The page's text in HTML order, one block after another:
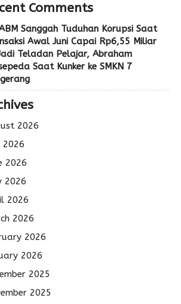
Comments
Sanggah Tuduhan Korupsi Saat
Awal Juni Capai Rp6,55 Miliar
Teladan Pelajar, Abraham
Saat Kunker ke SMKN 7
2026
2026
2026
2026
2026
2026
2026
2026
2025
2025